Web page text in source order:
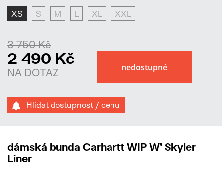
XS S M L XL XXL
3 750 Kč
2 490 Kč
NA DOTAZ
Hlídat dostupnost / cenu
dámská bunda Carhartt WIP W' Skyler
Liner